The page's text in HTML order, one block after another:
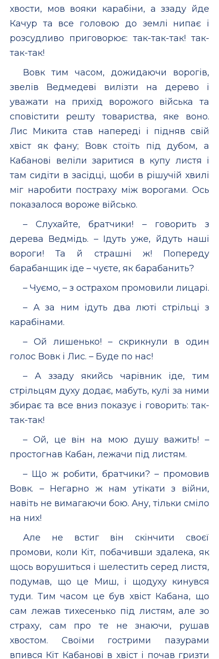
хвости, мов вояки карабіни, а ззаду йде
Качур та все головою до землі нипає і
розсудливо приговорює: так-так-так! так-
так-так!
Вовк тим часом, дожидаючи ворогів,
звелів Ведмедеві вилізти на дерево і
уважати на прихід ворожого війська та
сповістити решту товариства, яке воно.
Лис Микита став напереді і підняв свій
хвіст як фану; Вовк стоїть під дубом, а
Кабанові веліли заритися в купу листя і
там сидіти в засідці, щоби в рішучій хвилі
міг наробити постраху між ворогами. Ось
показалося вороже військо.
– Слухайте, братчики! – говорить з
дерева Ведмідь. – Ідуть уже, йдуть наші
вороги! Та й страшні ж! Попереду
барабанщик іде – чуєте, як барабанить?
– Чуємо, – з острахом промовили лицарі.
– А за ним ідуть два люті стрільці з
карабінами.
– Ой лишенько! – скрикнули в один
голос Вовк і Лис. – Буде по нас!
– А ззаду якийсь чарівник іде, тим
стрільцям духу додає, мабуть, кулі за ними
збирає та все вниз показує і говорить: так-
так-так!
– Ой, це він на мою душу важить! –
простогнав Кабан, лежачи під листям.
– Що ж робити, братчики? – промовив
Вовк. – Негарно ж нам утікати з війни,
навіть не вимагаючи бою. Ану, тільки сміло
на них!
Але не встиг він скінчити своєї
промови, коли Кіт, побачивши здалека, як
щось ворушиться і шелестить серед листя,
подумав, що це Миш, і щодуху кинувся
туди. Тим часом це був хвіст Кабана, що
сам лежав тихесенько під листям, але зо
страху, сам про те не знаючи, рушав
хвостом. Своїми гострими пазурами
впився Кіт Кабанові в хвіст і почав гризти